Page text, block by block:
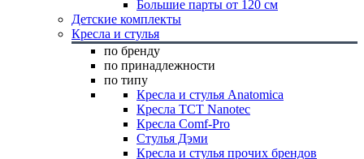
Большие парты от 120 см
Детские комплекты
Кресла и стулья
по бренду
по принадлежности
по типу
Кресла и стулья Anatomica
Кресла TCT Nanotec
Кресла Comf-Pro
Стулья Дэми
Кресла и стулья прочих брендов